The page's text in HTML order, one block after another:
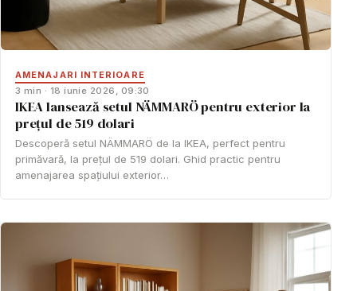
AMENAJARI INTERIOARE
3 min · 18 iunie 2026, 09:30
IKEA lansează setul NÄMMARÖ pentru exterior la
prețul de 519 dolari
Descoperă setul NÄMMARÖ de la IKEA, perfect pentru
primăvară, la prețul de 519 dolari. Ghid practic pentru
amenajarea spațiului exterior…